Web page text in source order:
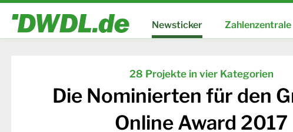
Newsticker Zahlenzentrale
28 Projekte in vier Kategorien
Die Nominierten für den
Online Award 2017